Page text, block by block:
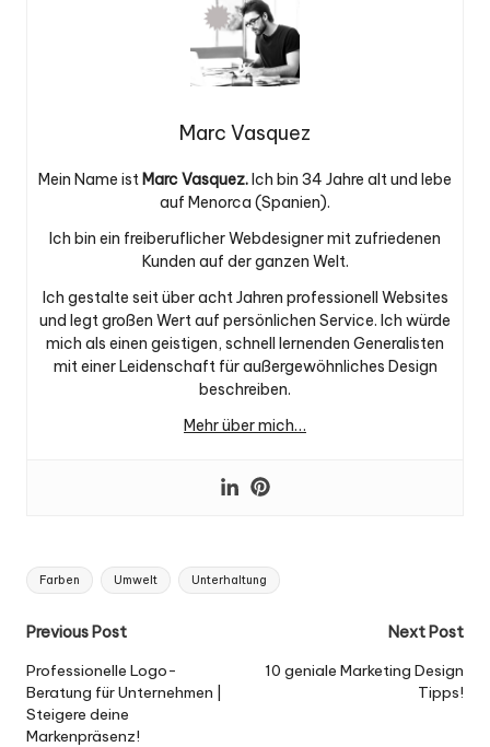
Marc Vasquez
Mein Name istMarc Vasquez.Ich bin 34 Jahre alt und lebe
auf Menorca (Spanien).
Ich bin ein freiberuflicher Webdesigner mit zufriedenen
Kunden auf der ganzen Welt.
Ich gestalte seit über acht Jahren professionell Websites
und legt großen Wert auf persönlichen Service. Ich würde
mich als einen geistigen, schnell lernenden Generalisten
mit einer Leidenschaft für außergewöhnliches Design
beschreiben.
Mehr über mich…
Tags:
Farben Umwelt Unterhaltung
Post
navigation
Previous Post
Professionelle Logo-
Beratung für Unternehmen |
Steigere deine
Markenpräsenz!
Next Post
10 geniale Marketing Design
Tipps!